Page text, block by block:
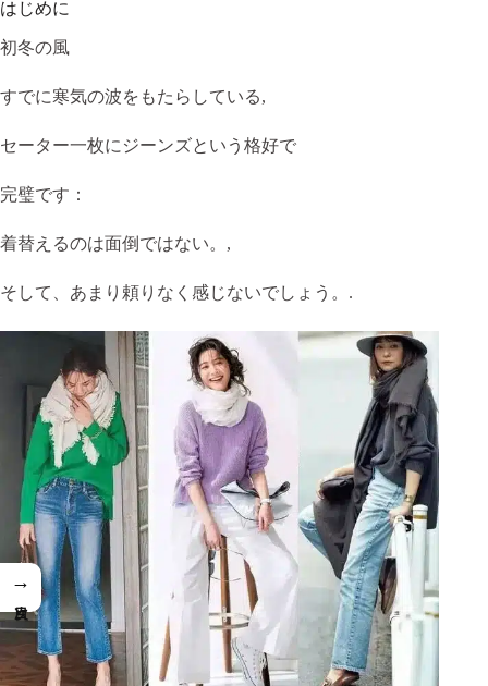
はじめに
初冬の風
すでに寒気の波をもたらしている,
セーター一枚にジーンズという格好で
完璧です：
着替えるのは面倒ではない。,
そして、あまり頼りなく感じないでしょう。.
→